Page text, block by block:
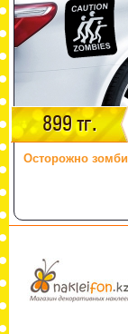
899 тг.
Осторожно зомби